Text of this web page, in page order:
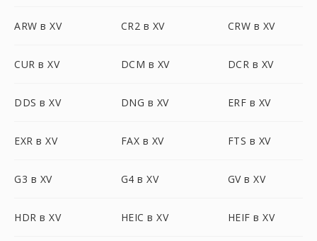
ARW в XV CR2 в XV CRW в XV
CUR в XV DCM в XV DCR в XV
DDS в XV DNG в XV ERF в XV
EXR в XV FAX в XV FTS в XV
G3 в XV G4 в XV GV в XV
HDR в XV HEIC в XV HEIF в XV